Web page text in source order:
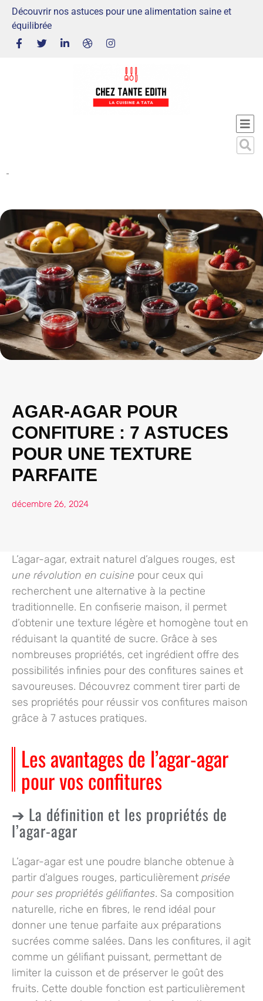
Découvrir nos astuces pour une alimentation saine et
équilibrée
-
AGAR-AGAR POUR
CONFITURE : 7 ASTUCES
POUR UNE TEXTURE
PARFAITE
décembre 26, 2024
L’agar-agar, extrait naturel d’algues rouges, est
une révolution en cuisine pour ceux qui
recherchent une alternative à la pectine
traditionnelle. En confiserie maison, il permet
d’obtenir une texture légère et homogène tout en
réduisant la quantité de sucre. Grâce à ses
nombreuses propriétés, cet ingrédient offre des
possibilités infinies pour des confitures saines et
savoureuses. Découvrez comment tirer parti de
ses propriétés pour réussir vos confitures maison
grâce à 7 astuces pratiques.
Les avantages de l’agar-agar
pour vos confitures
La définition et les propriétés de
l’agar-agar
L’agar-agar est une poudre blanche obtenue à
partir d’algues rouges, particulièrement prisée
pour ses propriétés gélifiantes. Sa composition
naturelle, riche en fibres, le rend idéal pour
donner une tenue parfaite aux préparations
sucrées comme salées. Dans les confitures, il agit
comme un gélifiant puissant, permettant de
limiter la cuisson et de préserver le goût des
fruits. Cette double fonction est particulièrement